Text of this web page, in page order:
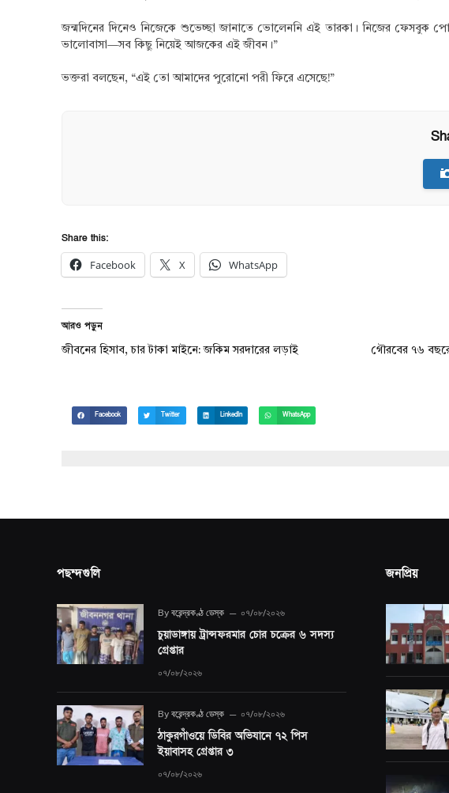
জন্মদিনের দিনেও নিজেকে শুভেচ্ছা জানাতে ভোলেননি এই তারকা। নিজের ফেসবুক
ভালোবাসা—সব কিছু নিয়েই আজকের এই জীবন।”
ভক্তরা বলছেন, “এই তো আমাদের পুরোনো পরী ফিরে এসেছে!”
Share this:
Facebook X WhatsApp
আরও পড়ুন
জীবনের হিসাব, চার টাকা মাইনে: জকিম সরদারের লড়াই গৌরবের ৭৬ বছরে
Facebook Twitter LinkedIn WhatsApp
পছন্দগুলি
By বরেন্দ্রকণ্ঠ ডেস্ক ০৭/০৮/২০২৬
চুয়াডাঙ্গায় ট্রান্সফরমার চোর চক্রের ৬ সদস্য
গ্রেপ্তার
০৭/০৮/২০২৬
By বরেন্দ্রকণ্ঠ ডেস্ক ০৭/০৮/২০২৬
ঠাকুরগাঁওয়ে ডিবির অভিযানে ৭২ পিস
ইয়াবাসহ গ্রেপ্তার ৩
০৭/০৮/২০২৬
জনপ্রিয়